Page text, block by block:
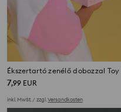
7,99 EUR
inkl. MwSt. / zzgl.Versandkosten